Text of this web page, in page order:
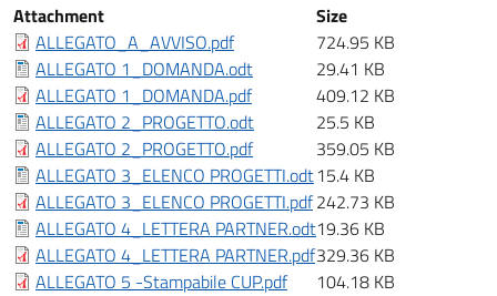
Documentazione a corredo
Attachment
Size
ALLEGATO_A_AVVISO.pdf
724.95 KB
ALLEGATO 1_DOMANDA.odt
29.41 KB
ALLEGATO 1_DOMANDA.pdf
409.12 KB
ALLEGATO 2_PROGETTO.odt
25.5 KB
ALLEGATO 2_PROGETTO.pdf
359.05 KB
ALLEGATO 3_ELENCO PROGETTI.odt15.4 KB
ALLEGATO 3_ELENCO PROGETTI.pdf242.73 KB
ALLEGATO 4_LETTERA PARTNER.odt19.36 KB
ALLEGATO 4_LETTERA PARTNER.pdf329.36 KB
ALLEGATO 5 -Stampabile CUP.pdf
104.18 KB